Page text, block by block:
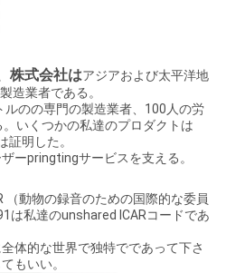
株式会社はアジアおよび太平洋地
造業者である。
のの専門の製造業者、100人の労
いくつかの私達のプロダクトは
証明した。
ーpringtingサービスを支える。
（動物の録音のための国際的な委員
は私達のunshared ICARコードであ
体的な世界で独特でであって下さ
もいい。